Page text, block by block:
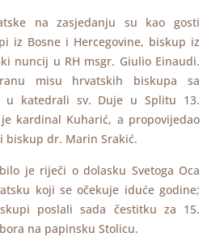
na zasjedanju su kao gosti
iz Bosne i Hercegovine, biskup iz
nuncij u RH msgr. Giulio Einaudi.
misu hrvatskih biskupa sa
u katedrali sv. Duje u Splitu 13.
kardinal Kuharić, a propovijedao
biskup dr. Marin Srakić.
je riječi o dolasku Svetoga Oca
koji se očekuje iduće godine;
poslali sada čestitku za 15.
na papinsku Stolicu.